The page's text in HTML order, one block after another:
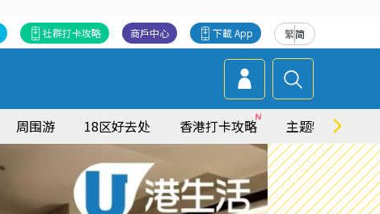
繁简
下載 App
商戶中心
社群打卡攻略
周围游 18区好去处 香港打卡攻略 主题特集